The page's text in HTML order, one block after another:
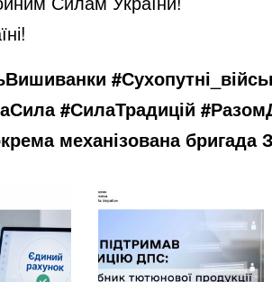
#СилаТрадицій
механізована бригада